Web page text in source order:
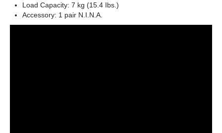
Load Capacity: 7 kg (15.4 Ibs.)
Accessory: 1 pair N.I.N.A.